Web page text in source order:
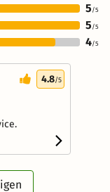
5 /5
5 /5
4/5
4.8/5